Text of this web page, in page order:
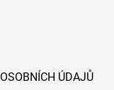
ÚDAJŮ